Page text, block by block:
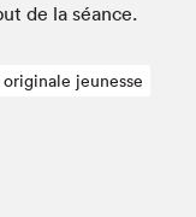
de la séance.
jeunesse